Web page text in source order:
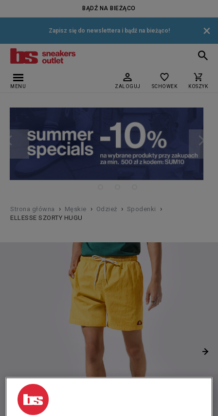
BĄDŹ NA BIEŻĄCO
Zapisz się do newslettera i bądź na bieżąco! ×
MENU ZALOGUJ SCHOWEK KOSZYK
Strona główna › Męskie › Odzież › Spodenki ›
ELLESSE SZORTY HUGU